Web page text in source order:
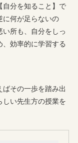
分を知ること】で
に何が足らないの
所も、自分をしっ
効率的に学習する
その一歩を踏み出
しい先生方の授業を